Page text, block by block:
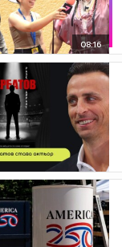
08:16